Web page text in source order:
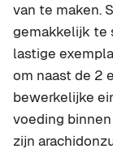
van te maken.
gemakkelijk te
lastige
om naast de 2
bewerkelijke
voeding
zijn